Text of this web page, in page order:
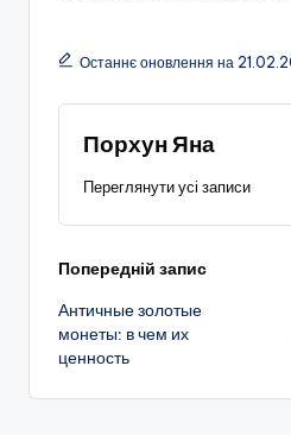
Останнє оновлення на
Порхун Яна
Переглянути усі записи
Навігація
по
запису
Попередній запис
Античные золотые
монеты: в чем их
ценность